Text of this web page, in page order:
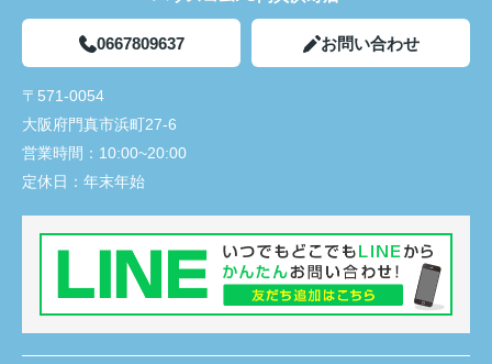
0667809637 お問い合わせ
〒571-0054
大阪府門真市浜町27-6
営業時間： 10:00~20:00
定休日： 年末年始